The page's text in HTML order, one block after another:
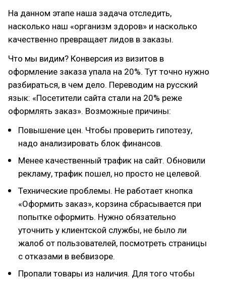
На данном этапе наша задача отследить,
насколько наш «организм здоров» и насколько
качественно превращает лидов в заказы.
Что мы видим? Конверсия из визитов в
оформление заказа упала на 20%. Тут точно нужно
разбираться, в чем дело. Переводим на русский
язык: «Посетители сайта стали на 20% реже
оформлять заказ». Возможные причины:
Повышение цен. Чтобы проверить гипотезу,
надо анализировать блок финансов.
Менее качественный трафик на сайт. Обновили
рекламу, трафик пошел, но просто не целевой.
Технические проблемы. Не работает кнопка
«Оформить заказ», корзина сбрасывается при
попытке оформить. Нужно обязательно
уточнить у клиентской службы, не было ли
жалоб от пользователей, посмотреть страницы
с отказами в вебвизоре.
Пропали товары из наличия. Для того чтобы